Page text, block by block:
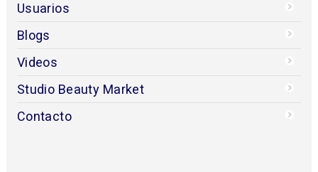
Usuarios
Blogs
Videos
Studio Beauty Market
Contacto